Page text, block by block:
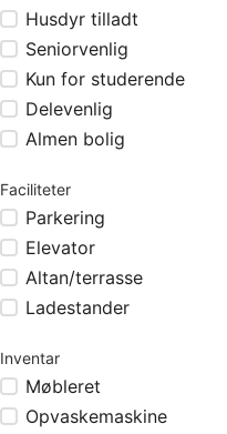
Husdyr tilladt
Seniorvenlig
Kun for studerende
Delevenlig
Almen bolig
Faciliteter
Parkering
Elevator
Altan/terrasse
Ladestander
Inventar
Møbleret
Opvaskemaskine